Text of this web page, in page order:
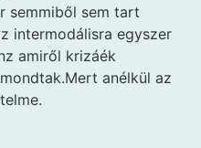
semmiből sem tart
intermodálisra egyszer
amiről krizáék
anélkül az